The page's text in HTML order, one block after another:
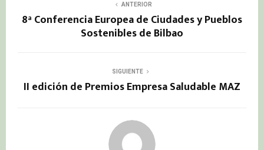
ANTERIOR
8ª Conferencia Europea de Ciudades y Pueblos
Sostenibles de Bilbao
SIGUIENTE
II edición de Premios Empresa Saludable MAZ